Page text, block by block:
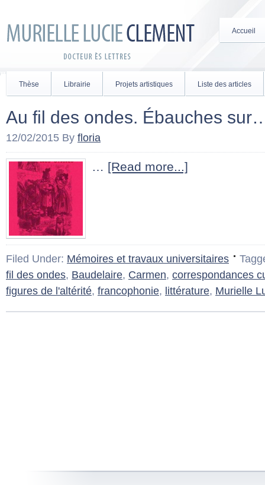
Accueil
Thèse Librairie Projets artistiques Liste des articles
Au fil des ondes. Ébauches
12/02/2015 By floria
… [Read more...]
Filed Under: Mémoires et travaux universitaires
fil des ondes, Baudelaire, Carmen, correspondances
figures de l'altérité, francophonie, littérature, Murielle